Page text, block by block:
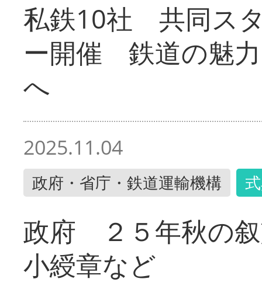
私鉄10社 共同ス
ー開催 鉄道の魅
へ
2025.11.04
政府・省庁・鉄道運輸機構
政府 ２５年秋の
小綬章など